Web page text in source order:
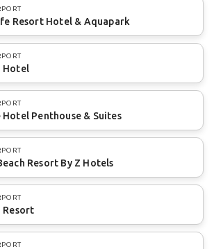
Resort Hotel & Aquapark
Hotel
Hotel Penthouse & Suites
Resort By Z Hotels
Resort